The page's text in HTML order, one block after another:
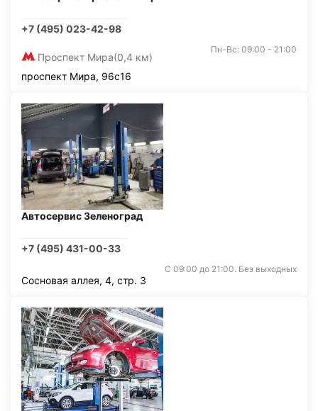
+7 (495) 023-42-98
Проспект Мира(0,4 км)
Пн-Вс: 09:00 - 21:00
проспект Мира, 96с16
Автосервис Зеленоград
+7 (495) 431-00-33
С 09:00 до 21:00. Без выходных
Сосновая аллея, 4, стр. 3